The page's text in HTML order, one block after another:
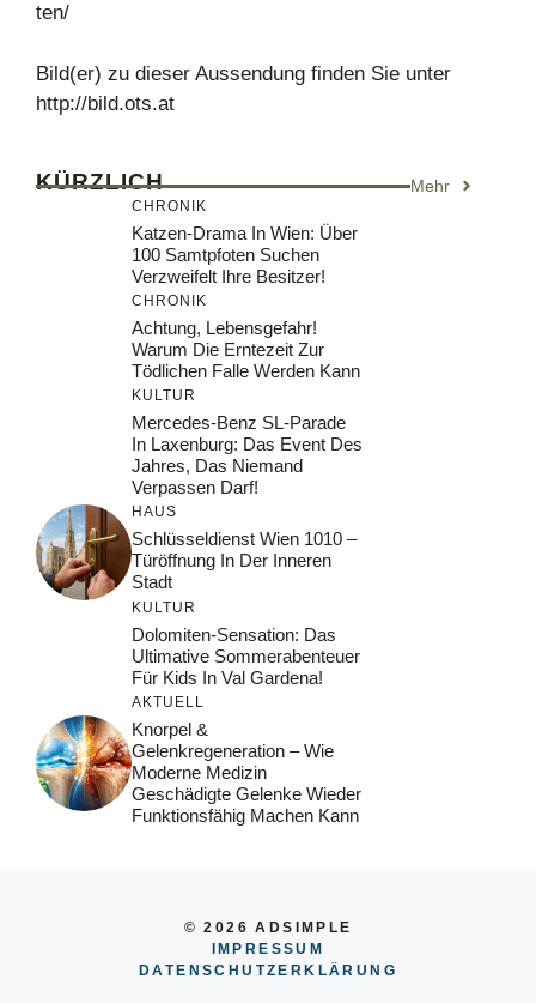
ten/
Bild(er) zu dieser Aussendung finden Sie unter
http://bild.ots.at
KÜRZLICH Mehr
CHRONIK
Katzen-Drama In Wien: Über
100 Samtpfoten Suchen
Verzweifelt Ihre Besitzer!
CHRONIK
Achtung, Lebensgefahr!
Warum Die Erntezeit Zur
Tödlichen Falle Werden Kann
KULTUR
Mercedes-Benz SL-Parade
In Laxenburg: Das Event Des
Jahres, Das Niemand
Verpassen Darf!
HAUS
Schlüsseldienst Wien 1010 –
Türöffnung In Der Inneren
Stadt
KULTUR
Dolomiten-Sensation: Das
Ultimative Sommerabenteuer
Für Kids In Val Gardena!
AKTUELL
Knorpel &
Gelenkregeneration – Wie
Moderne Medizin
Geschädigte Gelenke Wieder
Funktionsfähig Machen Kann
© 2026 ADSIMPLE
IMPRESSUM
DATENSCHUTZERKLÄRUNG